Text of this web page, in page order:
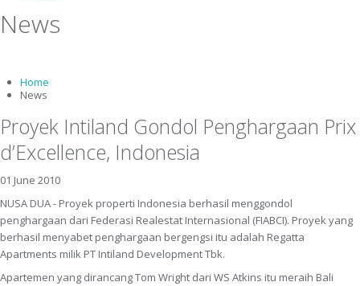
News
Home
News
Proyek Intiland Gondol Penghargaan Prix
d’Excellence, Indonesia
01 June 2010
NUSA DUA - Proyek properti Indonesia berhasil menggondol
penghargaan dari Federasi Realestat Internasional (FIABCI). Proyek yang
berhasil menyabet penghargaan bergengsi itu adalah Regatta
Apartments milik PT Intiland Development Tbk.
Apartemen yang dirancang Tom Wright dari WS Atkins itu meraih Bali